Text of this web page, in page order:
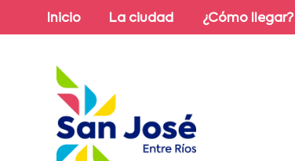
Inicio La ciudad ¿Cómo llegar?